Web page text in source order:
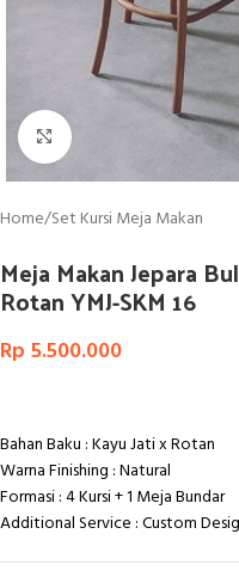
Click to enlarge
Home/Set Kursi Meja Makan
Meja Makan Jepara
Rotan YMJ-SKM 16
Rp 5.500.000
Bahan Baku : Kayu Jati x Rotan
Warna Finishing : Natural
Formasi : 4 Kursi + 1 Meja Bundar
Additional Service : Custom